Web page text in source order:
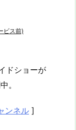
ビス前)
ドショーが
。
ンネル ]